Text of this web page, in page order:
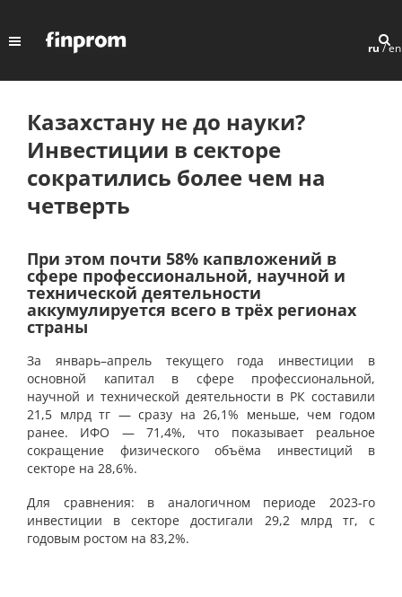
ru/en
Казахстану не до науки?
Инвестиции в секторе
сократились более чем на
четверть
При этом почти 58% капвложений в
сфере профессиональной, научной и
технической деятельности
аккумулируется всего в трёх регионах
страны
За январь–апрель текущего года инвестиции в
основной капитал в сфере профессиональной,
научной и технической деятельности в РК составили
21,5 млрд тг — сразу на 26,1% меньше, чем годом
ранее. ИФО — 71,4%, что показывает реальное
сокращение физического объёма инвестиций в
секторе на 28,6%.
Для сравнения: в аналогичном периоде 2023-го
инвестиции в секторе достигали 29,2 млрд тг, с
годовым ростом на 83,2%.